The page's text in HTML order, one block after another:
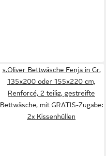
s.Oliver Bettwäsche Fenja in Gr.
135x200 oder 155x220 cm,
Renforcé, 2 teilig, gestreifte
Bettwäsche, mit GRATIS-Zugabe:
2x Kissenhüllen